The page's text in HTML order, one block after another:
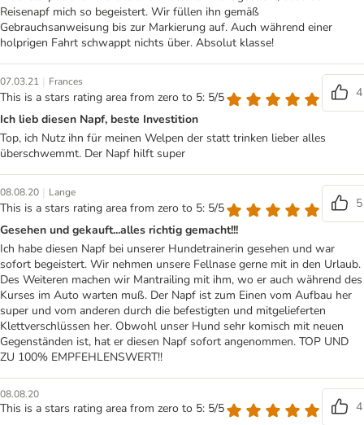
Reisenapf mich so begeistert. Wir füllen ihn gemäß
Gebrauchsanweisung bis zur Markierung auf. Auch während einer
holprigen Fahrt schwappt nichts über. Absolut klasse!
07.03.21 | Frances
This is a stars rating area from zero to 5: 5/5
4
Ich lieb diesen Napf, beste Investition
Top, ich Nutz ihn für meinen Welpen der statt trinken lieber alles
überschwemmt. Der Napf hilft super
08.08.20 | Lange
This is a stars rating area from zero to 5: 5/5
5
Gesehen und gekauft...alles richtig gemacht!!!
Ich habe diesen Napf bei unserer Hundetrainerin gesehen und war
sofort begeistert. Wir nehmen unsere Fellnase gerne mit in den Urlaub.
Des Weiteren machen wir Mantrailing mit ihm, wo er auch während des
Kurses im Auto warten muß. Der Napf ist zum Einen vom Aufbau her
super und vom anderen durch die befestigten und mitgelieferten
Klettverschlüssen her. Obwohl unser Hund sehr komisch mit neuen
Gegenständen ist, hat er diesen Napf sofort angenommen. TOP UND
ZU 100% EMPFEHLENSWERT!!
08.08.20
This is a stars rating area from zero to 5: 5/5
4